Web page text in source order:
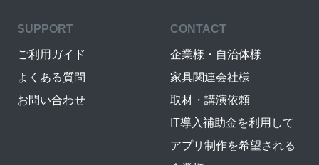
SUPPORT
ご利用ガイド
よくある質問
お問い合わせ
CONTACT
企業様・自治体様
家具関連会社様
取材・講演依頼
IT導入補助金を利用して
アプリ制作を希望される